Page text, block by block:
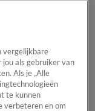
categorieën Laatste
vergelijkbare
als gebruiker van
Als je „Alle
te kunnen
verbeteren en om